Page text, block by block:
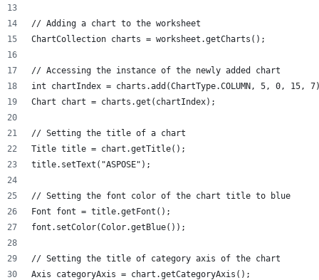
// Adding a chart to the worksheet
ChartCollection charts = worksheet.getCharts();
// Accessing the instance of the newly added chart
int chartIndex = charts.add(ChartType.COLUMN, 5, 0, 15,
Chart chart = charts.get(chartIndex);
// Setting the title of a chart
Title title = chart.getTitle();
title.setText("ASPOSE");
// Setting the font color of the chart title to blue
Font font = title.getFont();
font.setColor(Color.getBlue());
// Setting the title of category axis of the chart
Axis categoryAxis = chart.getCategoryAxis();